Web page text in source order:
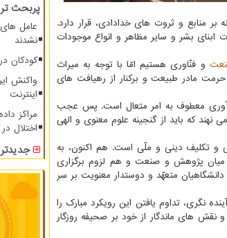
منابع و ثروت های خدادادی، قرار دارد.
ابنای بشر و سایر مظاهر و انواع موجودات
و فنّاوری هستیم امّا با توجه به میراث
مادر طبیعت و برکنار از رهیافت های
معطوف به امر متعال است. پس عجب
که باید از گنجینه علوم معنوی و الهی
و تکلیف دینی و ملّی است. هم اکنون، به
میان پژوهش و صنعت و هم لزوم برگزاری
متعهّد و دوستدار معنویت بر سر
نگری، تداوم یافتن این رویکرد مبارک را
نقش های ماندگار از خود بر صحیفه روزگار
پربحث
عامل
نشدند
کودکان
واکنش
اینترنت
مراکز
اختلال